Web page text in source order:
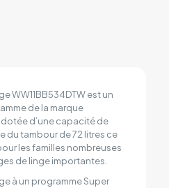
WW11BB534DTW est un
de la marque
d’une capacité de
du tambour de 72 litres ce
les familles nombreuses
de linge importantes.
à un programme Super